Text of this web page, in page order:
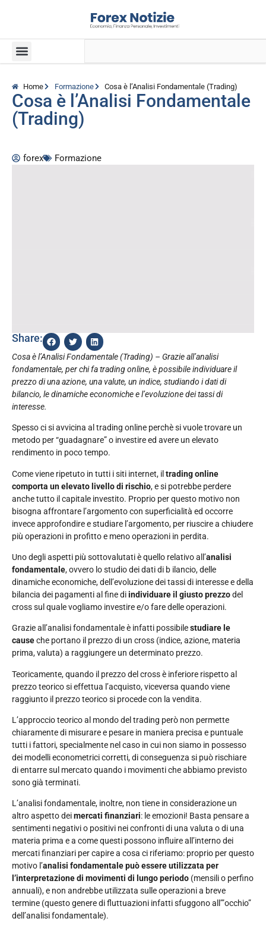
Home Formazione Cosa è l’Analisi Fondamentale (Trading)
Cosa è l’Analisi Fondamentale
(Trading)
forex Formazione
Share:
Cosa è l’Analisi Fondamentale (Trading) – Grazie all’analisi
fondamentale, per chi fa trading online, è possibile individuare il
prezzo di una azione, una valute, un indice, studiando i dati di
bilancio, le dinamiche economiche e l’evoluzione dei tassi di
interesse.
Spesso ci si avvicina al trading online perchè si vuole trovare un
metodo per “guadagnare” o investire ed avere un elevato
rendimento in poco tempo.
Come viene ripetuto in tutti i siti internet, iltrading online
comporta un elevato livello di rischio, e si potrebbe perdere
anche tutto il capitale investito. Proprio per questo motivo non
bisogna affrontare l’argomento con superficialità ed occorre
invece approfondire e studiare l’argomento, per riuscire a chiudere
più operazioni in profitto e meno operazioni in perdita.
Uno degli aspetti più sottovalutati è quello relativo all’analisi
fondamentale, ovvero lo studio dei dati di b ilancio, delle
dinamiche economiche, dell’evoluzione dei tassi di interesse e della
bilancia dei pagamenti al fine diindividuare il giusto prezzodel
cross sul quale vogliamo investire e/o fare delle operazioni.
Grazie all’analisi fondamentale è infatti possibilestudiare le
causeche portano il prezzo di un cross (indice, azione, materia
prima, valuta) a raggiungere un determinato prezzo.
Teoricamente, quando il prezzo del cross è inferiore rispetto al
prezzo teorico si effettua l’acquisto, viceversa quando viene
raggiunto il prezzo teorico si procede con la vendita.
L’approccio teorico al mondo del trading però non permette
chiaramente di misurare e pesare in maniera precisa e puntuale
tutti i fattori, specialmente nel caso in cui non siamo in possesso
dei modelli econometrici corretti, di conseguenza si può rischiare
di entarre sul mercato quando i movimenti che abbiamo previsto
sono già terminati.
L’analisi fondamentale, inoltre, non tiene in considerazione un
altro aspetto deimercati finanziari: le emozioni! Basta pensare a
sentimenti negativi o positivi nei confronti di una valuta o di una
materia prima e a come questi possono influire all’interno dei
mercati finanziari per capire a cosa ci riferiamo: proprio per questo
motivo l’analisi fondamentale può essere utilizzata per
l’interpretazione di movimenti di lungo periodo (mensili o perfino
annuali), e non andrebbe utilizzata sulle operazioni a breve
termine (questo genere di fluttuazioni infatti sfuggono all’”occhio”
dell’analisi fondamentale).